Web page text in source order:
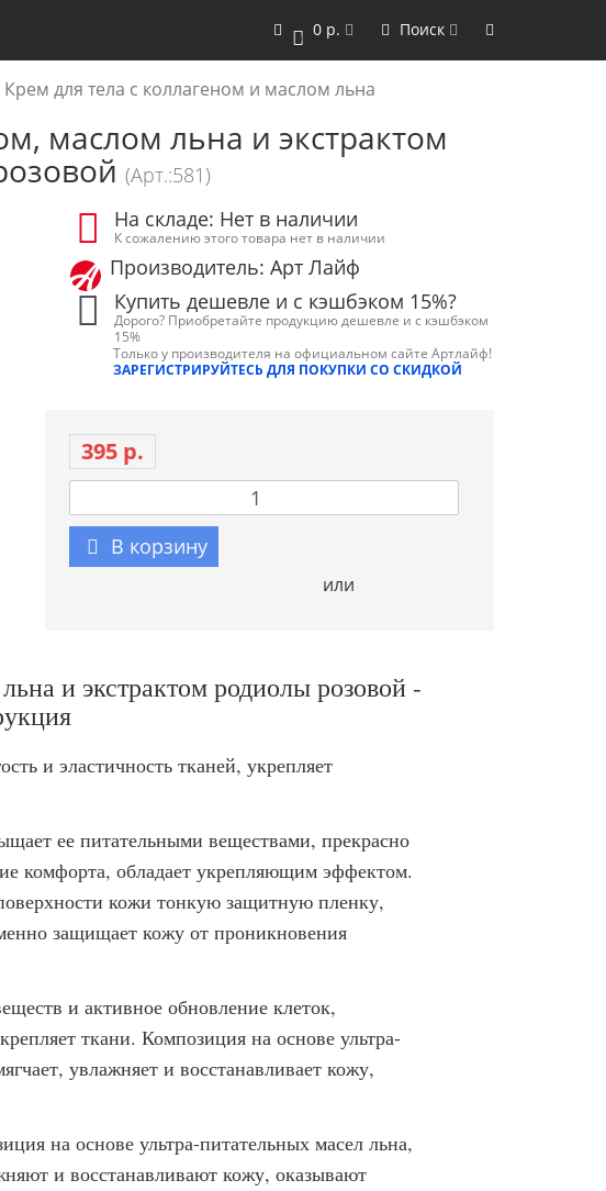
0 0 р. Поиск
Крем для тела с коллагеном и маслом льна
маслом льна и экстрактом
(Арт.:581)
На складе: Нет в наличии
К сожалению этого товара нет в наличии
Производитель: Арт Лайф
Купить дешевле и с кэшбэком 15%?
Дорого? Приобретайте продукцию дешевле и с кэшбэком
15%
Только у производителя на официальном сайте Артлайф!
ЗАРЕГИСТРИРУЙТЕСЬ ДЛЯ ПОКУПКИ СО СКИДКОЙ
395 р.
В корзину
или
и экстрактом родиолы розовой -
и эластичность тканей, укрепляет
ее питательными веществами, прекрасно
комфорта, обладает укрепляющим эффектом.
кожи тонкую защитную пленку,
защищает кожу от проникновения
и активное обновление клеток,
ткани. Композиция на основе ультра-
увлажняет и восстанавливает кожу,
на основе ультра-питательных масел льна,
и восстанавливают кожу, оказывают